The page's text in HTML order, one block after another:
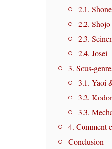
2.1.
2.2. Shōjo
2.3. Seinen
2.4. Josei
3. Sous-
3.1. Yaoi
3.2.
3.3.
4. Comment
Conclusion